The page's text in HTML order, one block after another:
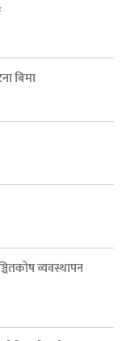
बिमा
व्यवस्थापन